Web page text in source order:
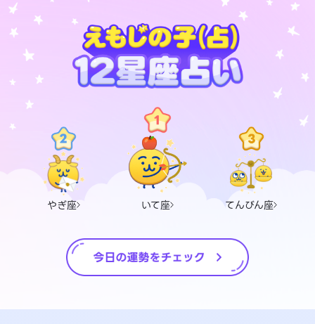
やぎ座 いて座 てんびん座